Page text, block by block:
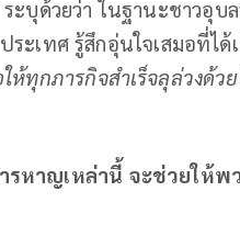
ระบุด้วยว่า ในฐานะชาวอุบ
ะเทศ รู้สึกอุ่นใจเสมอที่ไ
ห้ทุกภารกิจสำเร็จลุล่วงด้
รหาญเหล่านี้ จะช่วยให้พ